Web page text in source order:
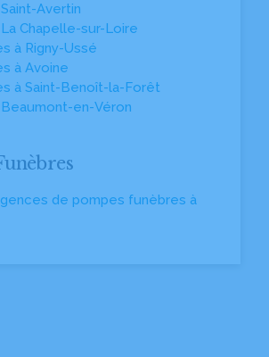
Avertin
Chapelle-sur-Loire
à Rigny-Ussé
à Avoine
à Saint-Benoît-la-Forêt
en-Véron
de pompes funèbres à